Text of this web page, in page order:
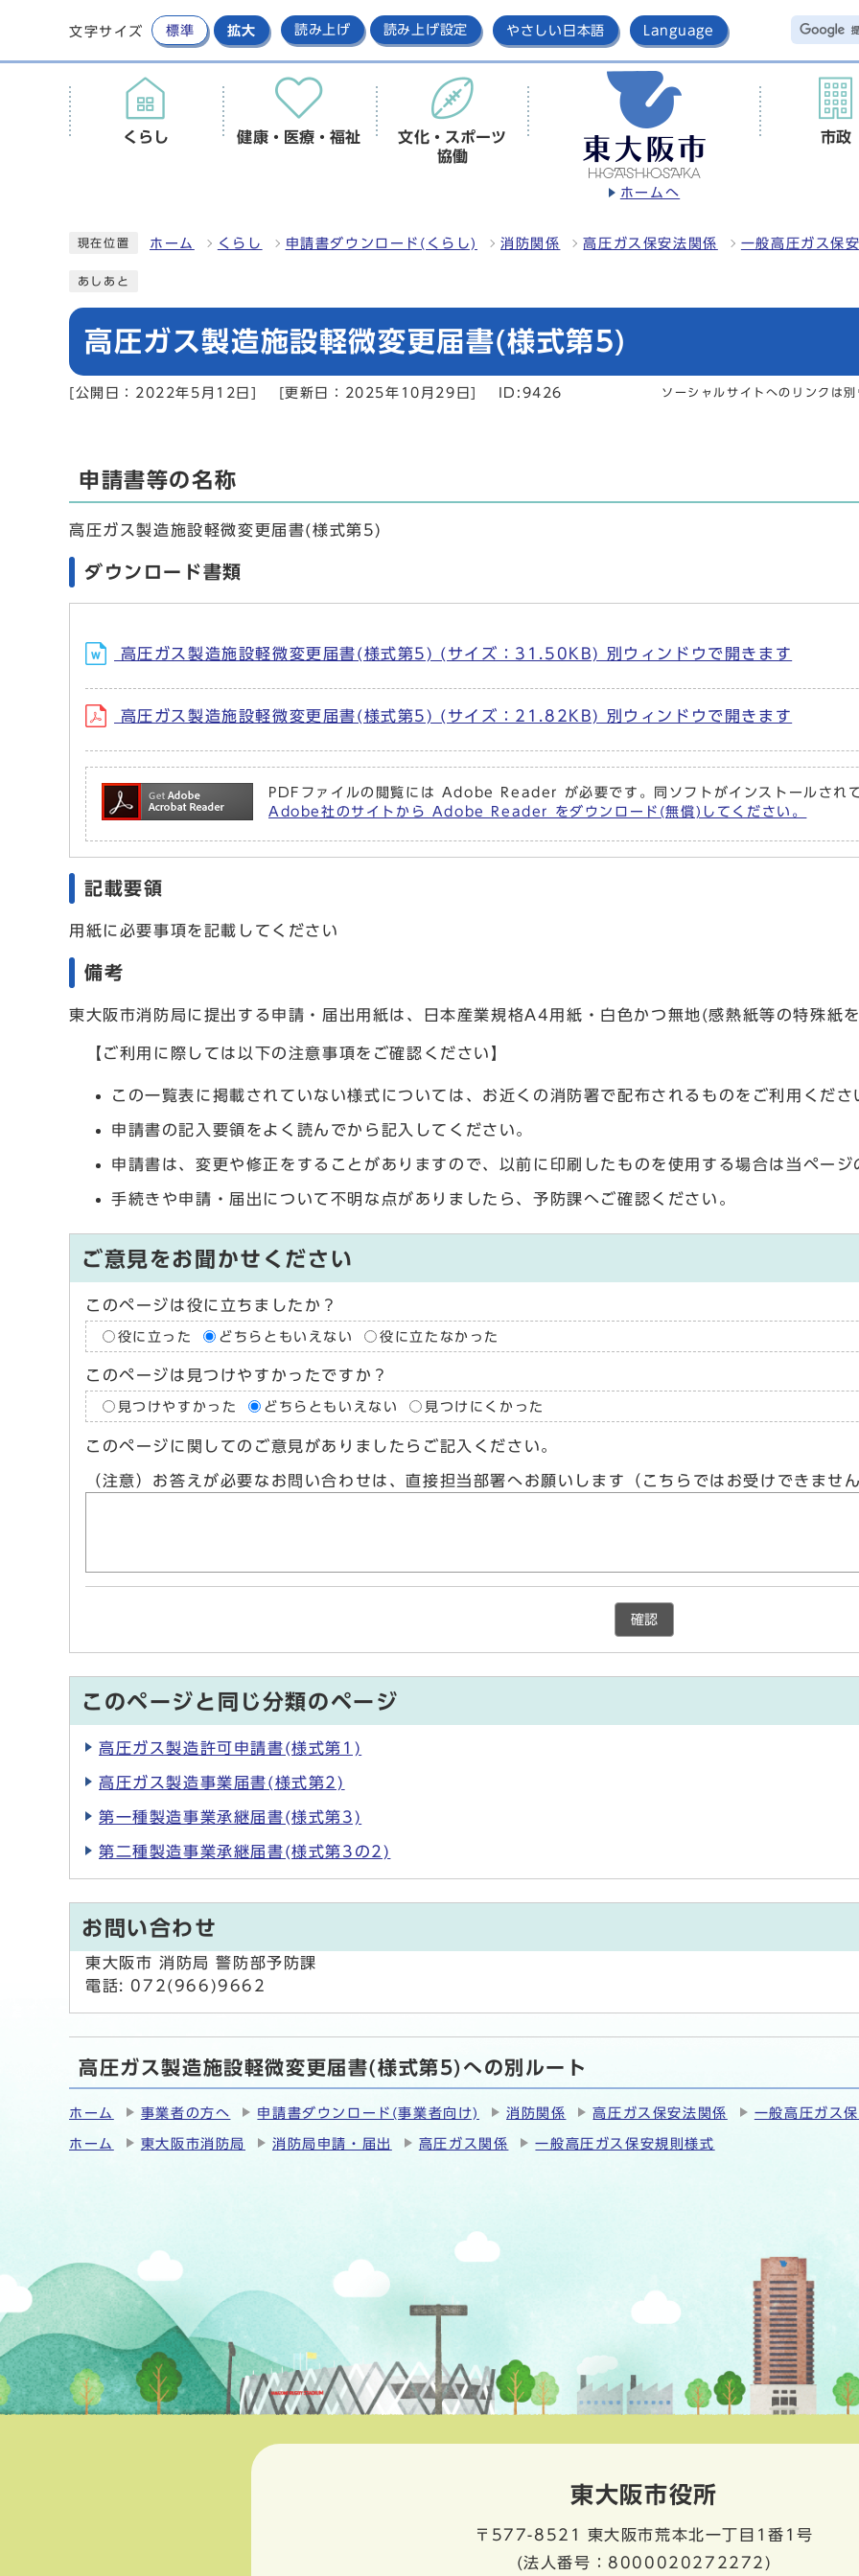
文字サイズ 標準 拡大 読み上げ 読み上げ設定 やさしい日本語 Language
ホームへ
くらし 健康・医療・福祉
文化・スポーツ
協働
市政
現在位置 ホーム くらし 申請書ダウンロード(くらし) 消防関係 高圧ガス保安法関係 一般高圧ガス保
あしあと
高圧ガス製造施設軽微変更届書(様式第5)
[公開日：2022年5月12日] [更新日：2025年10月29日] ID:9426 ソーシャルサイトへのリンクは
申請書等の名称
高圧ガス製造施設軽微変更届書(様式第5)
ダウンロード書類
高圧ガス製造施設軽微変更届書(様式第5) (サイズ：31.50KB) 別ウィンドウで開きます
高圧ガス製造施設軽微変更届書(様式第5) (サイズ：21.82KB) 別ウィンドウで開きます
PDFファイルの閲覧には Adobe Reader が必要です。同ソフトがインストールされ
Adobe社のサイトから Adobe Reader をダウンロード(無償)してください。
記載要領
用紙に必要事項を記載してください
備考
東大阪市消防局に提出する申請・届出用紙は、日本産業規格A4用紙・白色かつ無地(感熱紙等の特殊紙
【ご利用に際しては以下の注意事項をご確認ください】
この一覧表に掲載されていない様式については、お近くの消防署で配布されるものをご利用くださ
申請書の記入要領をよく読んでから記入してください。
申請書は、変更や修正をすることがありますので、以前に印刷したものを使用する場合は当ペー
手続きや申請・届出について不明な点がありましたら、予防課へご確認ください。
ご意見をお聞かせください
このページは役に立ちましたか？
役に立った どちらともいえない 役に立たなかった
このページは見つけやすかったですか？
見つけやすかった どちらともいえない 見つけにくかった
このページに関してのご意見がありましたらご記入ください。
（注意）お答えが必要なお問い合わせは、直接担当部署へお願いします（こちらではお受けできませ
確認
このページと同じ分類のページ
高圧ガス製造許可申請書(様式第1)
高圧ガス製造事業届書(様式第2)
第一種製造事業承継届書(様式第3)
第二種製造事業承継届書(様式第3の2)
お問い合わせ
東大阪市 消防局 警防部予防課
電話: 072(966)9662
高圧ガス製造施設軽微変更届書(様式第5)への別ルート
ホーム 事業者の方へ 申請書ダウンロード(事業者向け) 消防関係 高圧ガス保安法関係 一般高圧ガス
ホーム 東大阪市消防局 消防局申請・届出 高圧ガス関係 一般高圧ガス保安規則様式
東大阪市役所
〒577-8521
東大阪市荒本北一丁目1番1号
(法人番号：8000020272272)